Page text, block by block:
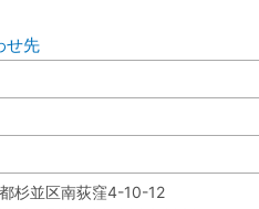
せ先
杉並区南荻窪4-10-12